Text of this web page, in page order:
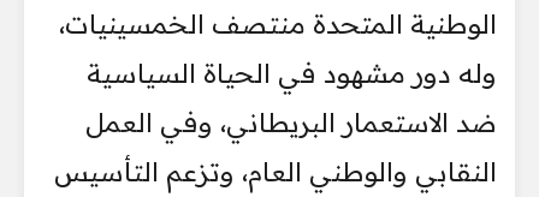
الوطنية المتحدة منتصف الخمسينيات،
وله دور مشهود في الحياة السياسية
ضد الاستعمار البريطاني، وفي العمل
النقابي والوطني العام، وتزعم التأسيس